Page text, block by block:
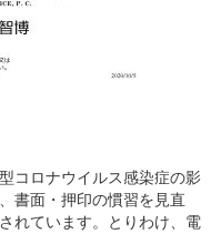
コロナウイルス感染症の影
書面・押印の慣習を見直
れています。とりわけ、電